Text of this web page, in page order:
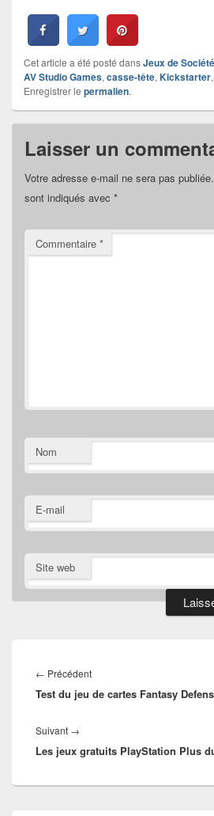
Cet article a été posté dansJeux de Société
AV Studio Games, casse-tête, Kickstarter,
Enregistrer le permalien.
Laisser un
Votre adresse e-mail ne sera pas publiée.
sont indiqués avec *
Commentaire *
Nom
E-mail
Site web
de
l’article
← PrécédentArticle
précédent :
Test du jeu de cartes Fantasy
Suivant →
suivant :
Les jeux gratuits PlayStation Plus